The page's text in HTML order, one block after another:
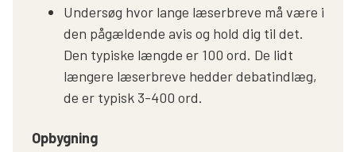
Undersøg hvor lange læserbreve må være i
den pågældende avis og hold dig til det.
Den typiske længde er 100 ord. De lidt
længere læserbreve hedder debatindlæg,
de er typisk 3-400 ord.
Opbygning